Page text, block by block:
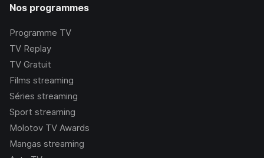
Nos programmes
Programme TV
TV Replay
TV Gratuit
Films streaming
Séries streaming
Sport streaming
Molotov TV Awards
Mangas streaming